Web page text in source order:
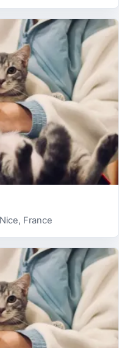
France